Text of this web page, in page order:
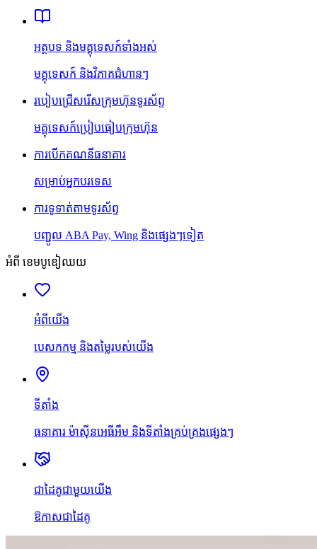
អត្ថបទ និងមគ្គុទេសក៍ទាំងអស់
មគ្គុទេសក៍ និងវិភាគជំហានៗ
របៀបជ្រើសរើសក្រុមហ៊ុនទូរស័ព្ទ
មគ្គុទេសក៍ប្រៀបធៀបក្រុមហ៊ុន
ការបើកគណនីធនាគារ
សម្រាប់អ្នកបរទេស
ការទូទាត់តាមទូរស័ព្ទ
បញ្ជូល ABA Pay, Wing និងផ្សេងៗទៀត
អំពី ខេមបូឌៀឈយ
អំពីយើង
បេសកកម្ម និងតម្លៃរបស់យើង
ទីតាំង
ធនាគារ ម៉ាស៊ីនអេធីអឹម និងទីតាំងគ្រប់គ្រងផ្សេងៗ
ជាដៃគូជាមួយយើង
ឱកាសជាដៃគូ